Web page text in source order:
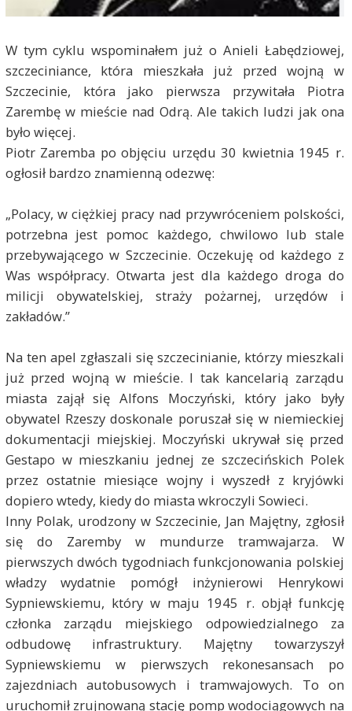
W tym cyklu wspominałem już o Anieli Łabędziowej,
szczeciniance, która mieszkała już przed wojną w
Szczecinie, która jako pierwsza przywitała Piotra
Zarembę w mieście nad Odrą. Ale takich ludzi jak ona
było więcej.
Piotr Zaremba po objęciu urzędu 30 kwietnia 1945 r.
ogłosił bardzo znamienną odezwę:
„Polacy, w ciężkiej pracy nad przywróceniem polskości,
potrzebna jest pomoc każdego, chwilowo lub stale
przebywającego w Szczecinie. Oczekuję od każdego z
Was współpracy. Otwarta jest dla każdego droga do
milicji obywatelskiej, straży pożarnej, urzędów i
zakładów.”
Na ten apel zgłaszali się szczecinianie, którzy mieszkali
już przed wojną w mieście. I tak kancelarią zarządu
miasta zajął się Alfons Moczyński, który jako były
obywatel Rzeszy doskonale poruszał się w niemieckiej
dokumentacji miejskiej. Moczyński ukrywał się przed
Gestapo w mieszkaniu jednej ze szczecińskich Polek
przez ostatnie miesiące wojny i wyszedł z kryjówki
dopiero wtedy, kiedy do miasta wkroczyli Sowieci.
Inny Polak, urodzony w Szczecinie, Jan Majętny, zgłosił
się do Zaremby w mundurze tramwajarza. W
pierwszych dwóch tygodniach funkcjonowania polskiej
władzy wydatnie pomógł inżynierowi Henrykowi
Sypniewskiemu, który w maju 1945 r. objął funkcję
członka zarządu miejskiego odpowiedzialnego za
odbudowę infrastruktury. Majętny towarzyszył
Sypniewskiemu w pierwszych rekonesansach po
zajezdniach autobusowych i tramwajowych. To on
uruchomił zrujnowaną stację pomp wodociągowych na